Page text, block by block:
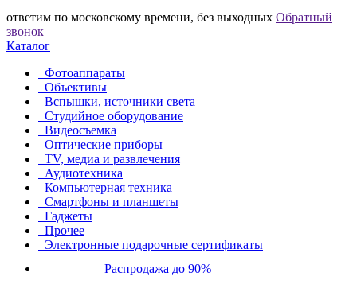
ответим по московскому времени, без выходных Обратный
звонок
Каталог
Фотоаппараты
Объективы
Вспышки, источники света
Студийное оборудование
Видеосъемка
Оптические приборы
TV, медиа и развлечения
Аудиотехника
Компьютерная техника
Смартфоны и планшеты
Гаджеты
Прочее
Электронные подарочные сертификаты
Распродажа до 90%